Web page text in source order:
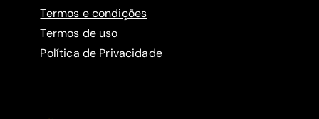
Termos e condições
Termos de uso
Política de Privacidade